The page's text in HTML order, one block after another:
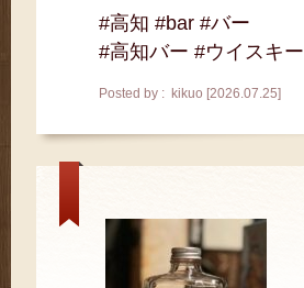
#高知 #bar #バー
#高知バー #ウイスキー
Posted by : kikuo [2026.07.25]